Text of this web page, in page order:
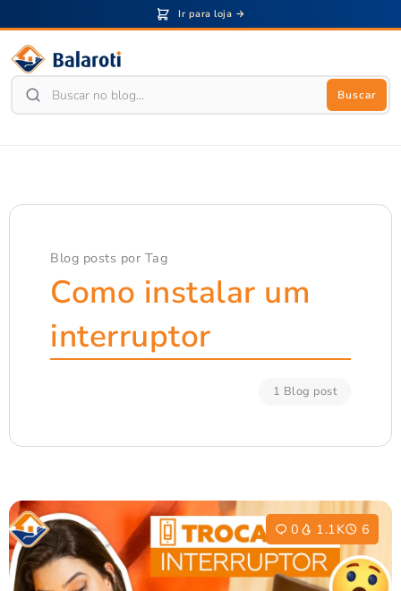
Ir para loja →
Buscar
Blog posts por Tag
Como instalar um
interruptor
1 Blog post
0 1.1K 6